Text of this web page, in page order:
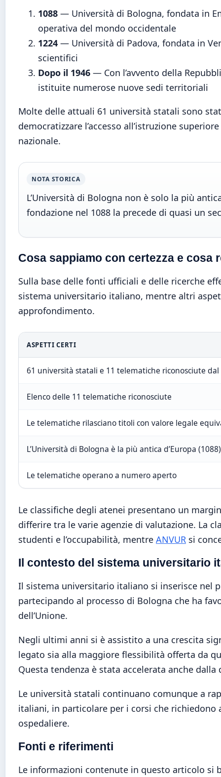
1088 — Università di Bologna, fondata in
operativa del mondo occidentale
1224 — Università di Padova, fondata in
scientifici
Dopo il 1946 — Con l’avvento della
istituite numerose nuove sedi territoriali
Molte delle attuali 61 università statali sono
democratizzare l’accesso all’istruzione
nazionale.
NOTA STORICA
L’Università di Bologna non è solo la più
fondazione nel 1088 la precede di quasi un
Cosa sappiamo con certezza e cosa
Sulla base delle fonti ufficiali e delle ricerche
sistema universitario italiano, mentre altri
approfondimento.
ASPETTI CERTI
61 università statali e 11 telematiche riconosciute dal
Elenco delle 11 telematiche riconosciute
Le telematiche rilasciano titoli con valore legale
L’Università di Bologna è la più antica d’Europa (1088)
Le telematiche operano a numero aperto
Le classifiche degli atenei presentano un
differire tra le varie agenzie di valutazione. La
studenti e l’occupabilità, mentre ANVUR si
Il contesto del sistema universitario
Il sistema universitario italiano si inserisce nel
partecipando al processo di Bologna che ha
dell’Unione.
Negli ultimi anni si è assistito a una crescita
legato sia alla maggiore flessibilità offerta da
Questa tendenza è stata accelerata anche
Le università statali continuano comunque a
italiani, in particolare per i corsi che
ospedaliere.
Fonti e riferimenti
Le informazioni contenute in questo articolo si